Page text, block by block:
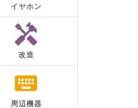
イヤホン
handyman
改造
keyboard
周辺機器